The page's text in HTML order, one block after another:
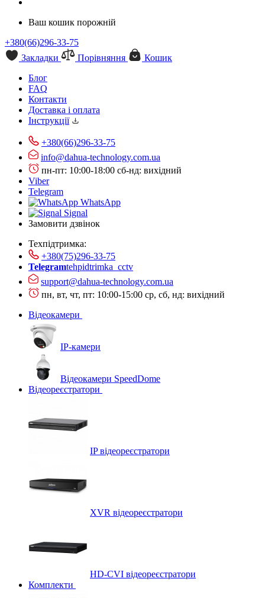
Ваш кошик порожній
+380(66)296-33-75
Закладки
Порівняння
Кошик
Блог
FAQ
Контакти
Доставка і оплата
Інструкції
+380(66)296-33-75
info@dahua-technology.com.ua
пн-пт: 10:00-18:00 сб-нд: вихідний
Viber
Telegram
WhatsApp
Signal
Замовити дзвінок
Техпідтримка:
+380(75)296-33-75
Telegramtehpidtrimka_cctv
support@dahua-technology.com.ua
пн, вт, чт, пт: 10:00-15:00 ср, сб, нд: вихідний
Відеокамери
IP-камери
Відеокамери SpeedDome
Відеореєстратори
IP відеореєстратори
XVR відеореєстратори
HD-CVI відеореєстратори
Комплекти